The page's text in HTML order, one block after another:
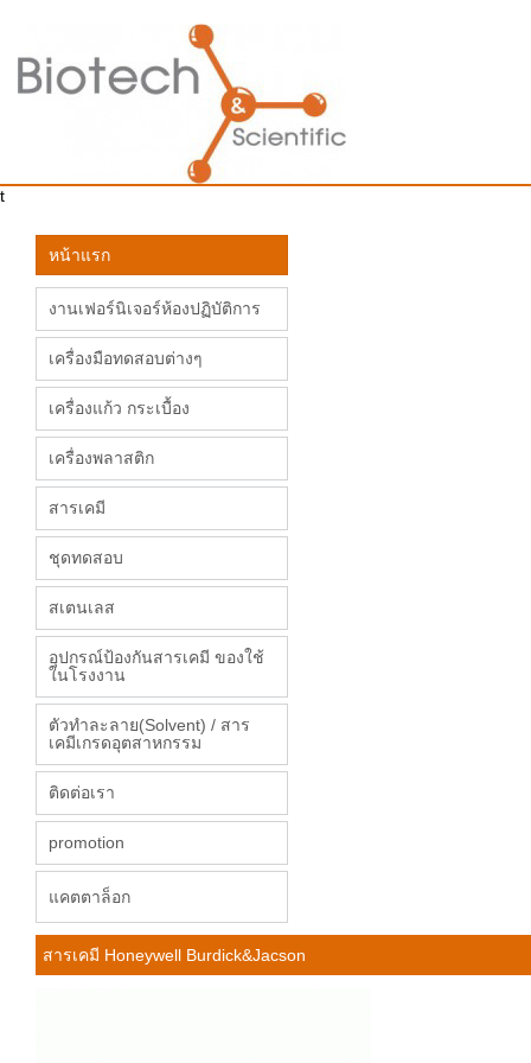
t
หน้าแรก
งานเฟอร์นิเจอร์ห้องปฏิบัติการ
เครื่องมือทดสอบต่างๆ
เครื่องแก้ว กระเบื้อง
เครื่องพลาสติก
สารเคมี
ชุดทดสอบ
สเตนเลส
อุปกรณ์ป้องกันสารเคมี ของใช้
ในโรงงาน
ตัวทำละลาย(Solvent) / สาร
เคมีเกรดอุตสาหกรรม
ติดต่อเรา
promotion
แคตตาล็อก
สารเคมี Honeywell Burdick&Jacson